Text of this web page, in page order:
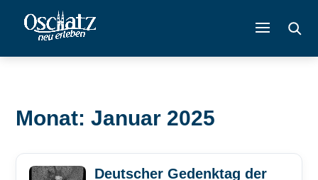
Monat: Januar 2025
Deutscher Gedenktag der